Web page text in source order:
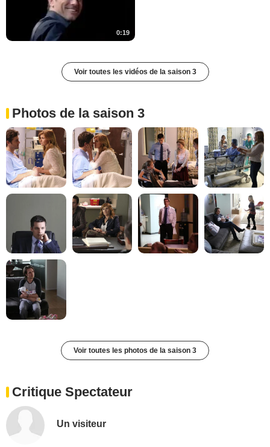
0:19
Voir toutes les vidéos de la saison 3
Photos de la saison 3
Voir toutes les photos de la saison 3
Critique Spectateur
Un visiteur